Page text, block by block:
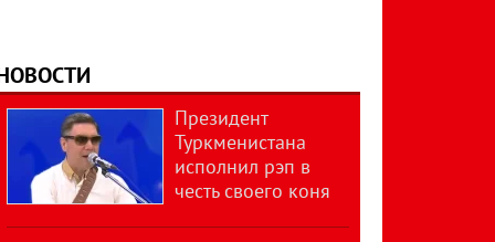
Президент
Туркменистана
исполнил рэп в
честь своего коня